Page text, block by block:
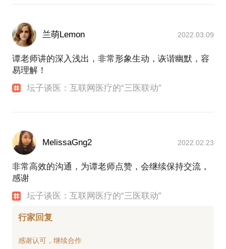
兰萌Lemon 2022.03.09
谭老师讲的深入浅出，非常形象生动，诙谐幽默，容
易理解！
坛子谈医：互联网医疗的“三医联动”
MelissaGng2 2022.02.23
非常高效的沟通，为谭老师点赞，会继续保持交流，
感谢
坛子谈医：互联网医疗的“三医联动”
行家回复